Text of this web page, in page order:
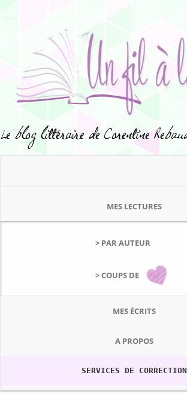
MES LECTURES
> PAR AUTEUR
> COUPS DE
MES ÉCRITS
A PROPOS
SERVICES DE CORRECTION